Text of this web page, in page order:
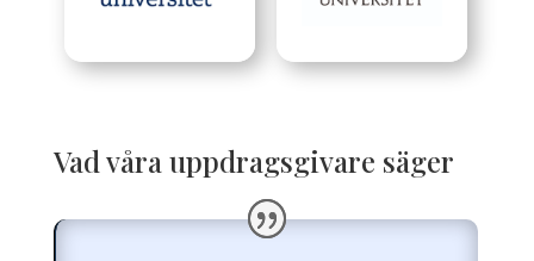
Vad våra uppdragsgivare säger